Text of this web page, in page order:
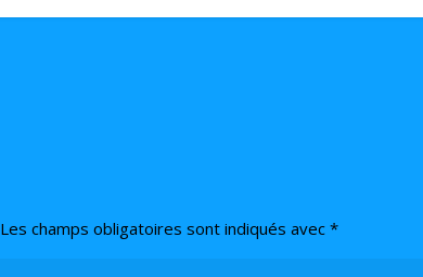
Les champs obligatoires sont indiqués avec*